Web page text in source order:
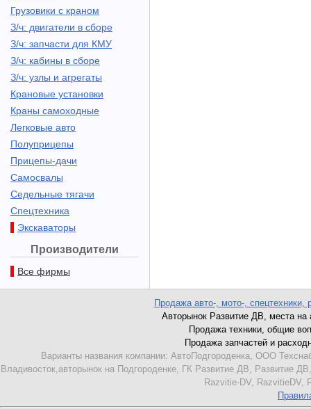
Грузовики с краном
З/ч: двигатели в сборе
З/ч: запчасти для КМУ
З/ч: кабины в сборе
З/ч: узлы и агрегаты
Крановые установки
Краны самоходные
Легковые авто
Полуприцепы
Прицепы-дачи
Самосвалы
Седельные тягачи
Спецтехника
Экскаваторы
Производители
Все фирмы
Продажа авто-, мото-, спецтехники,
Авторынок Развитие ДВ, места на
Продажа техники, общие
Продажа запчастей и
Варианты названия компании: АвтоПодгороденка, ООО
Владивосток,авторынок на Подгороденке, ГК Развитие ДВ,
Razvitie-DV, RazvitieDV,